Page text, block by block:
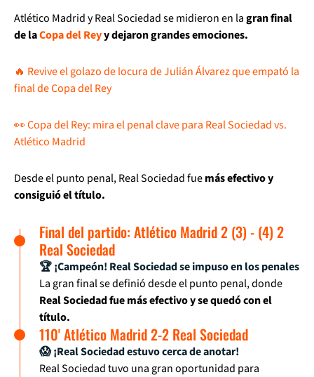
Atlético Madrid y Real Sociedad se midieron en lagran final
de laCopa del Reyy dejaron grandes emociones.
🔥 Revive el golazo de locura de Julián Álvarez que empató la
final de Copa del Rey
👀 Copa del Rey: mira el penal clave para Real Sociedad vs.
Atlético Madrid
Desde el punto penal, Real Sociedad fuemás efectivo y
consiguió el título.
Final del partido: Atlético Madrid 2 (3) - (4) 2
Real Sociedad
🏆 ¡Campeón! Real Sociedad se impuso en los penales
La gran final se definió desde el punto penal, donde
Real Sociedad fue más efectivo y se quedó con el
título.
110' Atlético Madrid 2-2 Real Sociedad
😱 ¡Real Sociedad estuvo cerca de anotar!
Real Sociedad tuvo una gran oportunidad para